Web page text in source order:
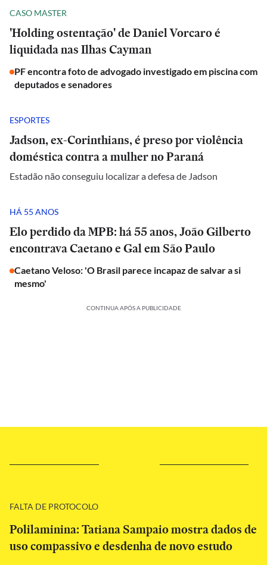
CASO MASTER
'Holding ostentação' de Daniel Vorcaro é
liquidada nas Ilhas Cayman
PF encontra foto de advogado investigado em piscina com
deputados e senadores
ESPORTES
Jadson, ex-Corinthians, é preso por violência
doméstica contra a mulher no Paraná
Estadão não conseguiu localizar a defesa de Jadson
HÁ 55 ANOS
Elo perdido da MPB: há 55 anos, João Gilberto
encontrava Caetano e Gal em São Paulo
Caetano Veloso: 'O Brasil parece incapaz de salvar a si
mesmo'
CONTINUA APÓS A PUBLICIDADE
FALTA DE PROTOCOLO
Polilaminina: Tatiana Sampaio mostra dados de
uso compassivo e desdenha de novo estudo